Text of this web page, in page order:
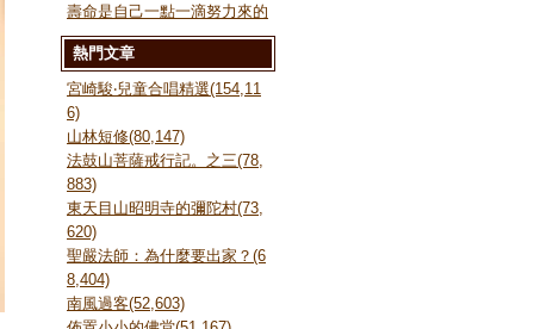
壽命是自己一點一滴努力來的
熱門文章
宮崎駿‧兒童合唱精選(154,11
6)
山林短修(80,147)
法鼓山菩薩戒行記。之三(78,
883)
東天目山昭明寺的彌陀村(73,
620)
聖嚴法師：為什麼要出家？(6
8,404)
南風過客(52,603)